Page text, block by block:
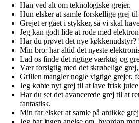
Han ved alt om teknologiske grejer.
Hun elsker at samle forskellige grej
Grejet er gået i stykker, så vi skal
Jeg kan godt lide at rode med
Har du prøvet det nye
Min bror har altid det nyeste
Lad os finde det rigtige værktøj og
Vær forsigtig med det skrøbelige
Grillen mangler nogle vigtige grejer,
Jeg købte nyt grej til at lave frisk
Har du set det avancerede grej til at
fantastisk.
Min far elsker at samle på antikke
Jeg har ingen anelse om, hvordan